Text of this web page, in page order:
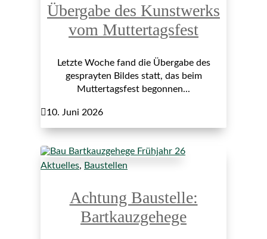
Übergabe des Kunstwerks
vom Muttertagsfest
Letzte Woche fand die Übergabe des
gesprayten Bildes statt, das beim
Muttertagsfest begonnen...
10. Juni 2026
Aktuelles, Baustellen
Achtung Baustelle:
Bartkauzgehege